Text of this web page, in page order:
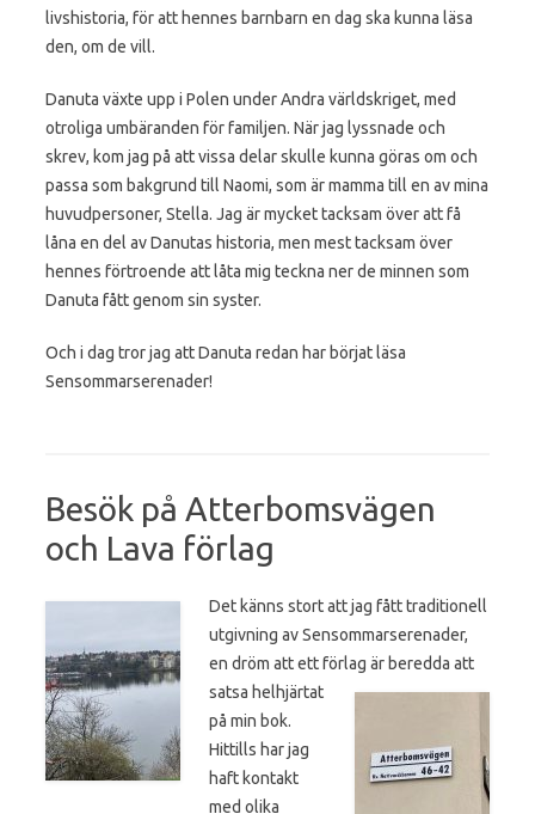
livshistoria, för att hennes barnbarn en dag ska kunna läsa
den, om de vill.
Danuta växte upp i Polen under Andra världskriget, med
otroliga umbäranden för familjen. När jag lyssnade och
skrev, kom jag på att vissa delar skulle kunna göras om och
passa som bakgrund till Naomi, som är mamma till en av mina
huvudpersoner, Stella. Jag är mycket tacksam över att få
låna en del av Danutas historia, men mest tacksam över
hennes förtroende att låta mig teckna ner de minnen som
Danuta fått genom sin syster.
Och i dag tror jag att Danuta redan har börjat läsa
Sensommarserenader!
Besök på Atterbomsvägen
och Lava förlag
Det känns stort att jag fått traditionell
utgivning av Sensommarserenader,
en dröm att ett förlag är beredda att
satsa helhjärtat
på min bok.
Hittills har jag
haft kontakt
med olika